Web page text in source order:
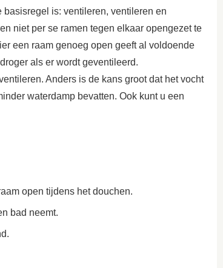
is: ventileren, ventileren en
niet per se ramen tegen elkaar opengezet te
een raam genoeg open geeft al voldoende
als er wordt geventileerd.
Anders is de kans groot dat het vocht
waterdamp bevatten. Ook kunt u een
open tijdens het douchen.
bad neemt.